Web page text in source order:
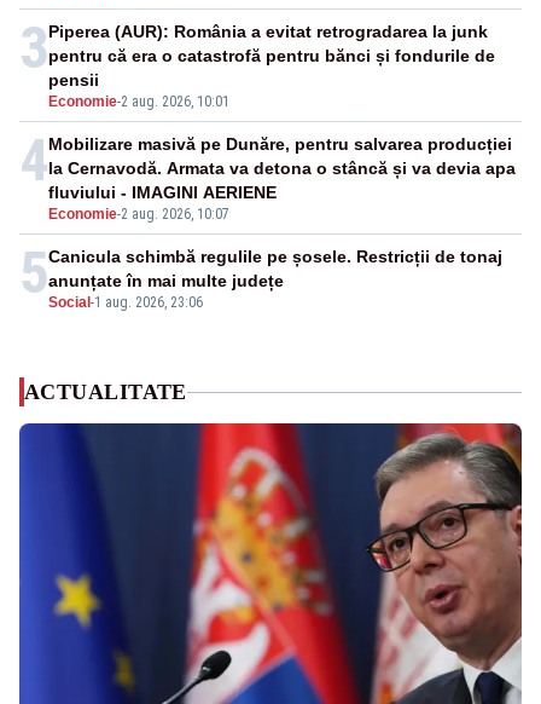
3
Economie-2 aug. 2026, 10:01
Piperea (AUR): România a evitat retrogradarea la junk
pentru că era o catastrofă pentru bănci și fondurile de
pensii
4
Economie-2 aug. 2026, 10:07
Mobilizare masivă pe Dunăre, pentru salvarea producției
la Cernavodă. Armata va detona o stâncă și va devia apa
fluviului - IMAGINI AERIENE
5Social -1 aug. 2026, 23:06
Canicula schimbă regulile pe șosele. Restricții de tonaj
anunțate în mai multe județe
ACTUALITATE